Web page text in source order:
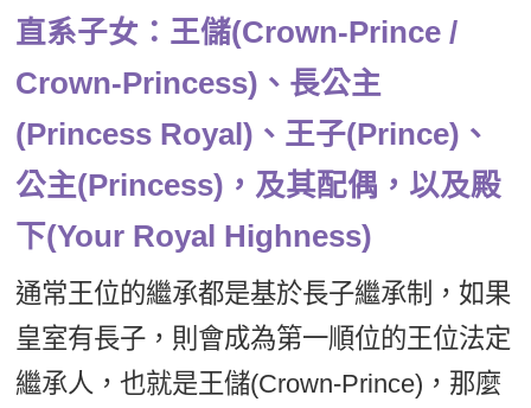
直系子女：王儲(Crown-Prince /
Crown-Princess)、長公主
(Princess Royal)、王子(Prince)、
公主(Princess)，及其配偶，以及殿
下(Your Royal Highness)
通常王位的繼承都是基於長子繼承制，如果
皇室有長子，則會成為第一順位的王位法定
繼承人，也就是王儲(Crown-Prince)，那麼